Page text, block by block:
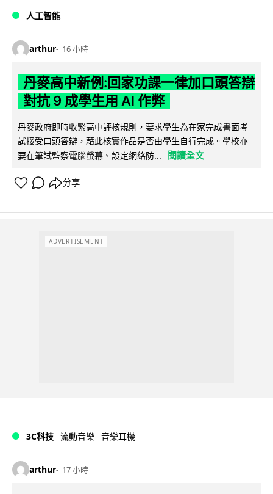
人工智能
arthur 16 小時
丹麥高中新例:回家功課一律加口頭答辯
對抗 9 成學生用 AI 作弊
丹麥政府即時收緊高中評核規則，要求學生為在家完成書面考
試接受口頭答辯，藉此核實作品是否由學生自行完成。學校亦
要在筆試監察電腦螢幕、設定網絡防...
閱讀全文
分享
ADVERTISEMENT
3C科技 流動音樂 音樂耳機
arthur 17 小時